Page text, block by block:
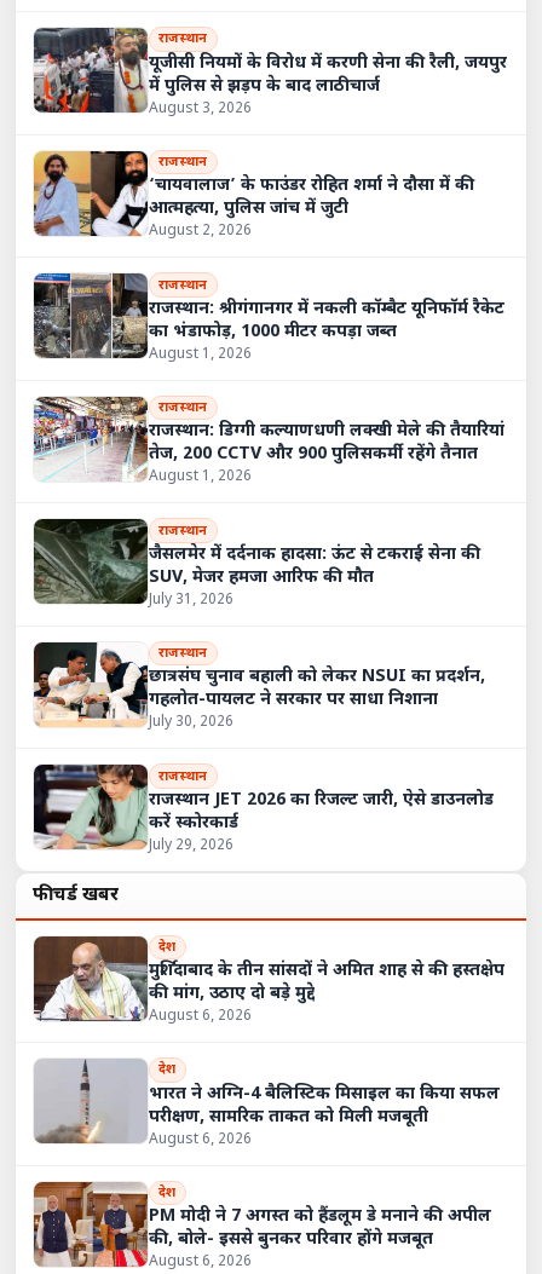
राजस्थान
यूजीसी नियमों के विरोध में करणी सेना की रैली, जयपुर
में पुलिस से झड़प के बाद लाठीचार्ज
August 3, 2026
राजस्थान
‘चायवालाज’ के फाउंडर रोहित शर्मा ने दौसा में की
आत्महत्या, पुलिस जांच में जुटी
August 2, 2026
राजस्थान
राजस्थान: श्रीगंगानगर में नकली कॉम्बैट यूनिफॉर्म रैकेट
का भंडाफोड़, 1000 मीटर कपड़ा जब्त
August 1, 2026
राजस्थान
राजस्थान: डिग्गी कल्याणधणी लक्खी मेले की तैयारियां
तेज, 200 CCTV और 900 पुलिसकर्मी रहेंगे तैनात
August 1, 2026
राजस्थान
जैसलमेर में दर्दनाक हादसा: ऊंट से टकराई सेना की
SUV, मेजर हमजा आरिफ की मौत
July 31, 2026
राजस्थान
छात्रसंघ चुनाव बहाली को लेकर NSUI का प्रदर्शन,
गहलोत-पायलट ने सरकार पर साधा निशाना
July 30, 2026
राजस्थान
राजस्थान JET 2026 का रिजल्ट जारी, ऐसे डाउनलोड
करें स्कोरकार्ड
July 29, 2026
फीचर्ड खबरें
देश
मुर्शिदाबाद के तीन सांसदों ने अमित शाह से की हस्तक्षेप
की मांग, उठाए दो बड़े मुद्दे
August 6, 2026
देश
भारत ने अग्नि-4 बैलिस्टिक मिसाइल का किया सफल
परीक्षण, सामरिक ताकत को मिली मजबूती
August 6, 2026
देश
PM मोदी ने 7 अगस्त को हैंडलूम डे मनाने की अपील
की, बोले- इससे बुनकर परिवार होंगे मजबूत
August 6, 2026